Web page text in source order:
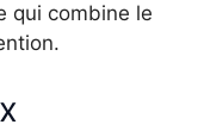
qui combine le